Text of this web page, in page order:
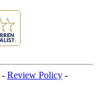
- Review Policy -